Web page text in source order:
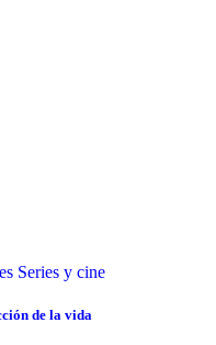
Series y cine
de la vida